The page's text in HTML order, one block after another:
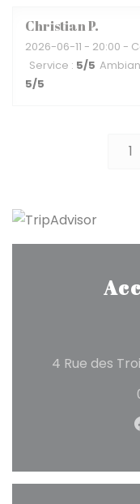
ChristianP
2026-06-11 - 20:00 -
Service : 5/5
5/5
1
4 Rue des